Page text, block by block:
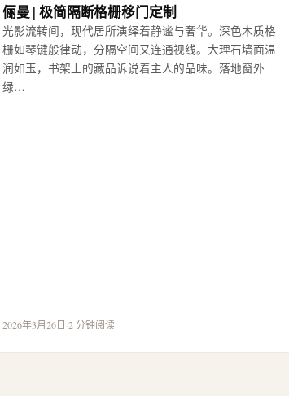
俪曼 | 极简隔断格栅移门定制
光影流转间，现代居所演绎着静谧与奢华。深色木质格
栅如琴键般律动，分隔空间又连通视线。大理石墙面温
润如玉，书架上的藏品诉说着主人的品味。落地窗外
绿…
2026年3月26日·2 分钟阅读